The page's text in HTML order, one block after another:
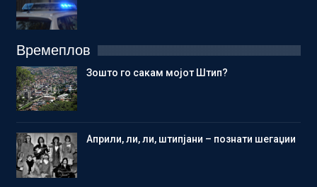
Времеплов
Зошто го сакам мојот Штип?
Aприли, ли, ли, штипјани – познати шегаџии